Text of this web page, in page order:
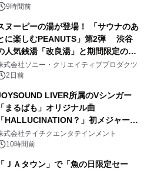
9時間前
ヌーピーの湯が登場！ 「サウナのあ
に楽しむPEANUTS」第2弾 渋谷
人気銭湯「改良湯」と期間限定のコ
ボレーション サウナイキタイコラ
グッズも発売決定！
式会社ソニー・クリエイティブプロダクツ
2日前
LIVER所属のVシンガー
「まるぱも」オリジナル曲
「HALLUCINATION？」初メジャー配
リリース決定！
式会社テイチクエンタテインメント
10時間前
「ＪＡタウン」で「魚の日限定セー